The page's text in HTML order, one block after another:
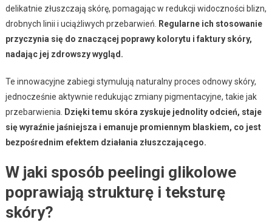
delikatnie złuszczają skórę, pomagając w redukcji widoczności blizn,
drobnych linii i uciążliwych przebarwień.
Regularne ich stosowanie
przyczynia się do znaczącej poprawy kolorytu i faktury skóry,
nadając jej zdrowszy wygląd.
Te innowacyjne zabiegi stymulują naturalny proces odnowy skóry,
jednocześnie aktywnie redukując zmiany pigmentacyjne, takie jak
przebarwienia.
Dzięki temu skóra zyskuje jednolity odcień, staje
się wyraźnie jaśniejsza i emanuje promiennym blaskiem, co jest
bezpośrednim efektem działania złuszczającego.
W jaki sposób peelingi glikolowe
poprawiają strukturę i teksturę
skóry?